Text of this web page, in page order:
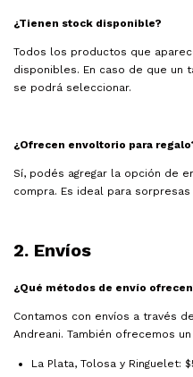
¿Tienen stock disponible?
Todos los productos que
disponibles. En caso de que
se podrá seleccionar.
¿Ofrecen envoltorio para
Sí, podés agregar la opción de
compra. Es ideal para
2. Envíos
¿Qué métodos de envío
Contamos con envíos a través
Andreani. También ofrecemos
La Plata, Tolosa y Ringuelet: